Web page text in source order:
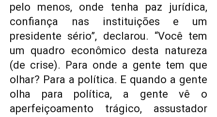
pelo menos, onde tenha paz jurídica,
confiança nas instituições e um
presidente sério”, declarou. “Você tem
um quadro econômico desta natureza
(de crise). Para onde a gente tem que
olhar? Para a política. E quando a gente
olha para política, a gente vê o
aperfeiçoamento trágico, assustador